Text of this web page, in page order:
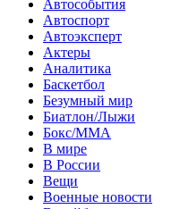
Автособытия
Автоспорт
Автоэксперт
Актеры
Аналитика
Баскетбол
Безумный мир
Биатлон/Лыжи
Бокс/MMA
В мире
В России
Вещи
Военные новости